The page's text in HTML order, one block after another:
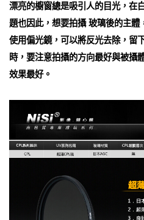
漂亮的櫥窗總是吸引人的目光，在
題也因此，想要拍攝 玻璃後的主體
使用偏光鏡，可以將反光去除，留
時，要注意拍攝的方向最好與被攝
效果最好。